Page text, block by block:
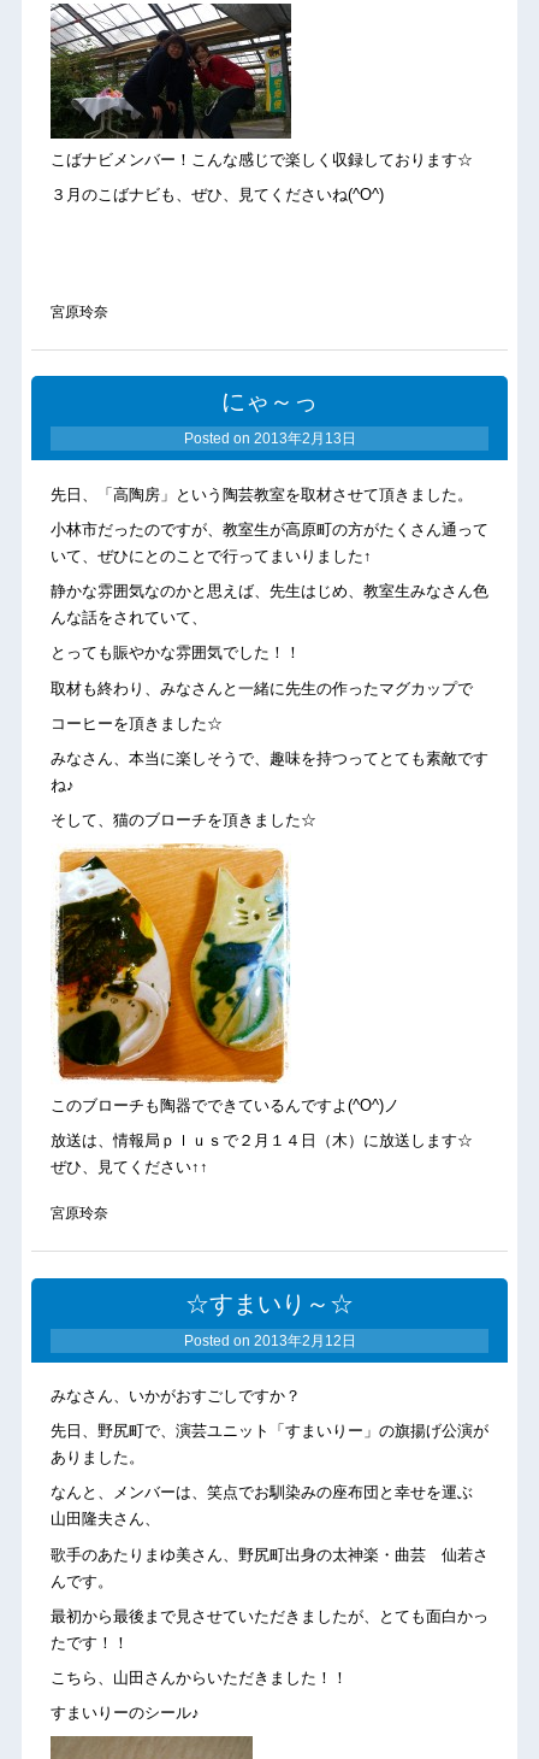
こばナビメンバー！こんな感じで楽しく収録しております☆
３月のこばナビも、ぜひ、見てくださいね(^O^)
宮原玲奈
にゃ～っ
Posted on 2013年2月13日
先日、「高陶房」という陶芸教室を取材させて頂きました。
小林市だったのですが、教室生が高原町の方がたくさん通って
いて、ぜひにとのことで行ってまいりました↑
静かな雰囲気なのかと思えば、先生はじめ、教室生みなさん色
んな話をされていて、
とっても賑やかな雰囲気でした！！
取材も終わり、みなさんと一緒に先生の作ったマグカップで
コーヒーを頂きました☆
みなさん、本当に楽しそうで、趣味を持つってとても素敵です
ね♪
そして、猫のブローチを頂きました☆
このブローチも陶器でできているんですよ(^O^)ノ
放送は、情報局ｐｌｕｓで２月１４日（木）に放送します☆
ぜひ、見てください↑↑
宮原玲奈
☆すまいり～☆
Posted on 2013年2月12日
みなさん、いかがおすごしですか？
先日、野尻町で、演芸ユニット「すまいりー」の旗揚げ公演が
ありました。
なんと、メンバーは、笑点でお馴染みの座布団と幸せを運ぶ
山田隆夫さん、
歌手のあたりまゆ美さん、野尻町出身の太神楽・曲芸 仙若さ
んです。
最初から最後まで見させていただきましたが、とても面白かっ
たです！！
こちら、山田さんからいただきました！！
すまいりーのシール♪